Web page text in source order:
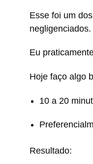
Esse foi um
negligenciados.
Eu
Hoje faço algo
10 a 20
Resultado: